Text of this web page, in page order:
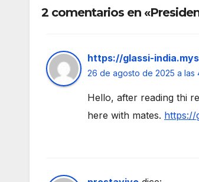
2 comentarios en
https://glassi-
26 de agosto de 2025 a las
Hello, after reading thi
here with mates. https://